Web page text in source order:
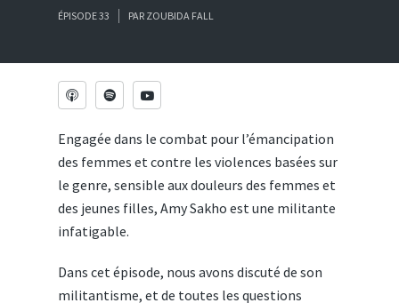
ÉPISODE 33 PAR ZOUBIDA FALL
Engagée dans le combat pour l’émancipation
des femmes et contre les violences basées sur
le genre, sensible aux douleurs des femmes et
des jeunes filles, Amy Sakho est une militante
infatigable.
Dans cet épisode, nous avons discuté de son
militantisme, et de toutes les questions